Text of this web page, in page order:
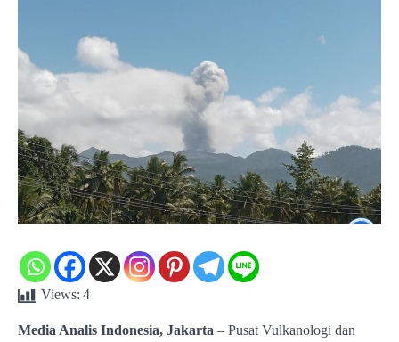
Views: 4
Media Analis Indonesia, Jakarta – Pusat Vulkanologi dan